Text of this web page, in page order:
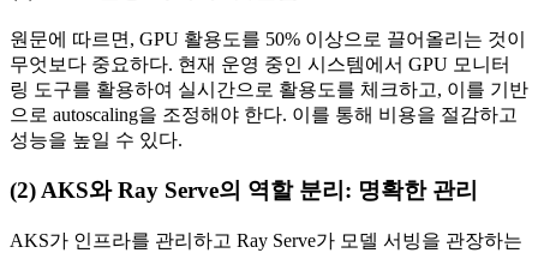
원문에 따르면, GPU 활용도를 50% 이상으로 끌어올리는 것이
무엇보다 중요하다. 현재 운영 중인 시스템에서 GPU 모니터
링 도구를 활용하여 실시간으로 활용도를 체크하고, 이를 기반
으로 autoscaling을 조정해야 한다. 이를 통해 비용을 절감하고
성능을 높일 수 있다.
(2) AKS와 Ray Serve의 역할 분리: 명확한 관리
AKS가 인프라를 관리하고 Ray Serve가 모델 서빙을 관장하는